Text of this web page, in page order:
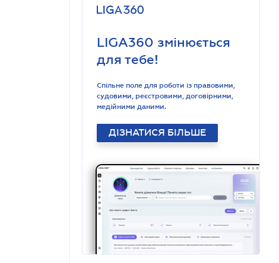
LIGA360 змінюється
для тебе!
Спільне поле для роботи із правовими,
судовими, реєстровими, договірними,
медійними даними.
ДІЗНАТИСЯ БІЛЬШЕ